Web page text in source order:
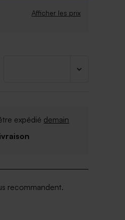
Afficher les prix
expédié demain
recommandent.